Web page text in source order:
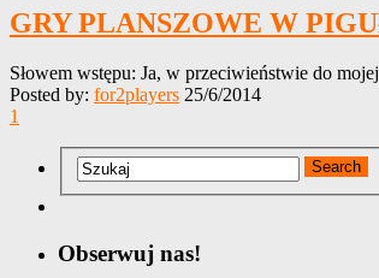
GRY PLANSZOWE W
Słowem wstępu: Ja, w przeciwieństwie do
Posted by: for2players 25/6/2014
1
Obserwuj nas!